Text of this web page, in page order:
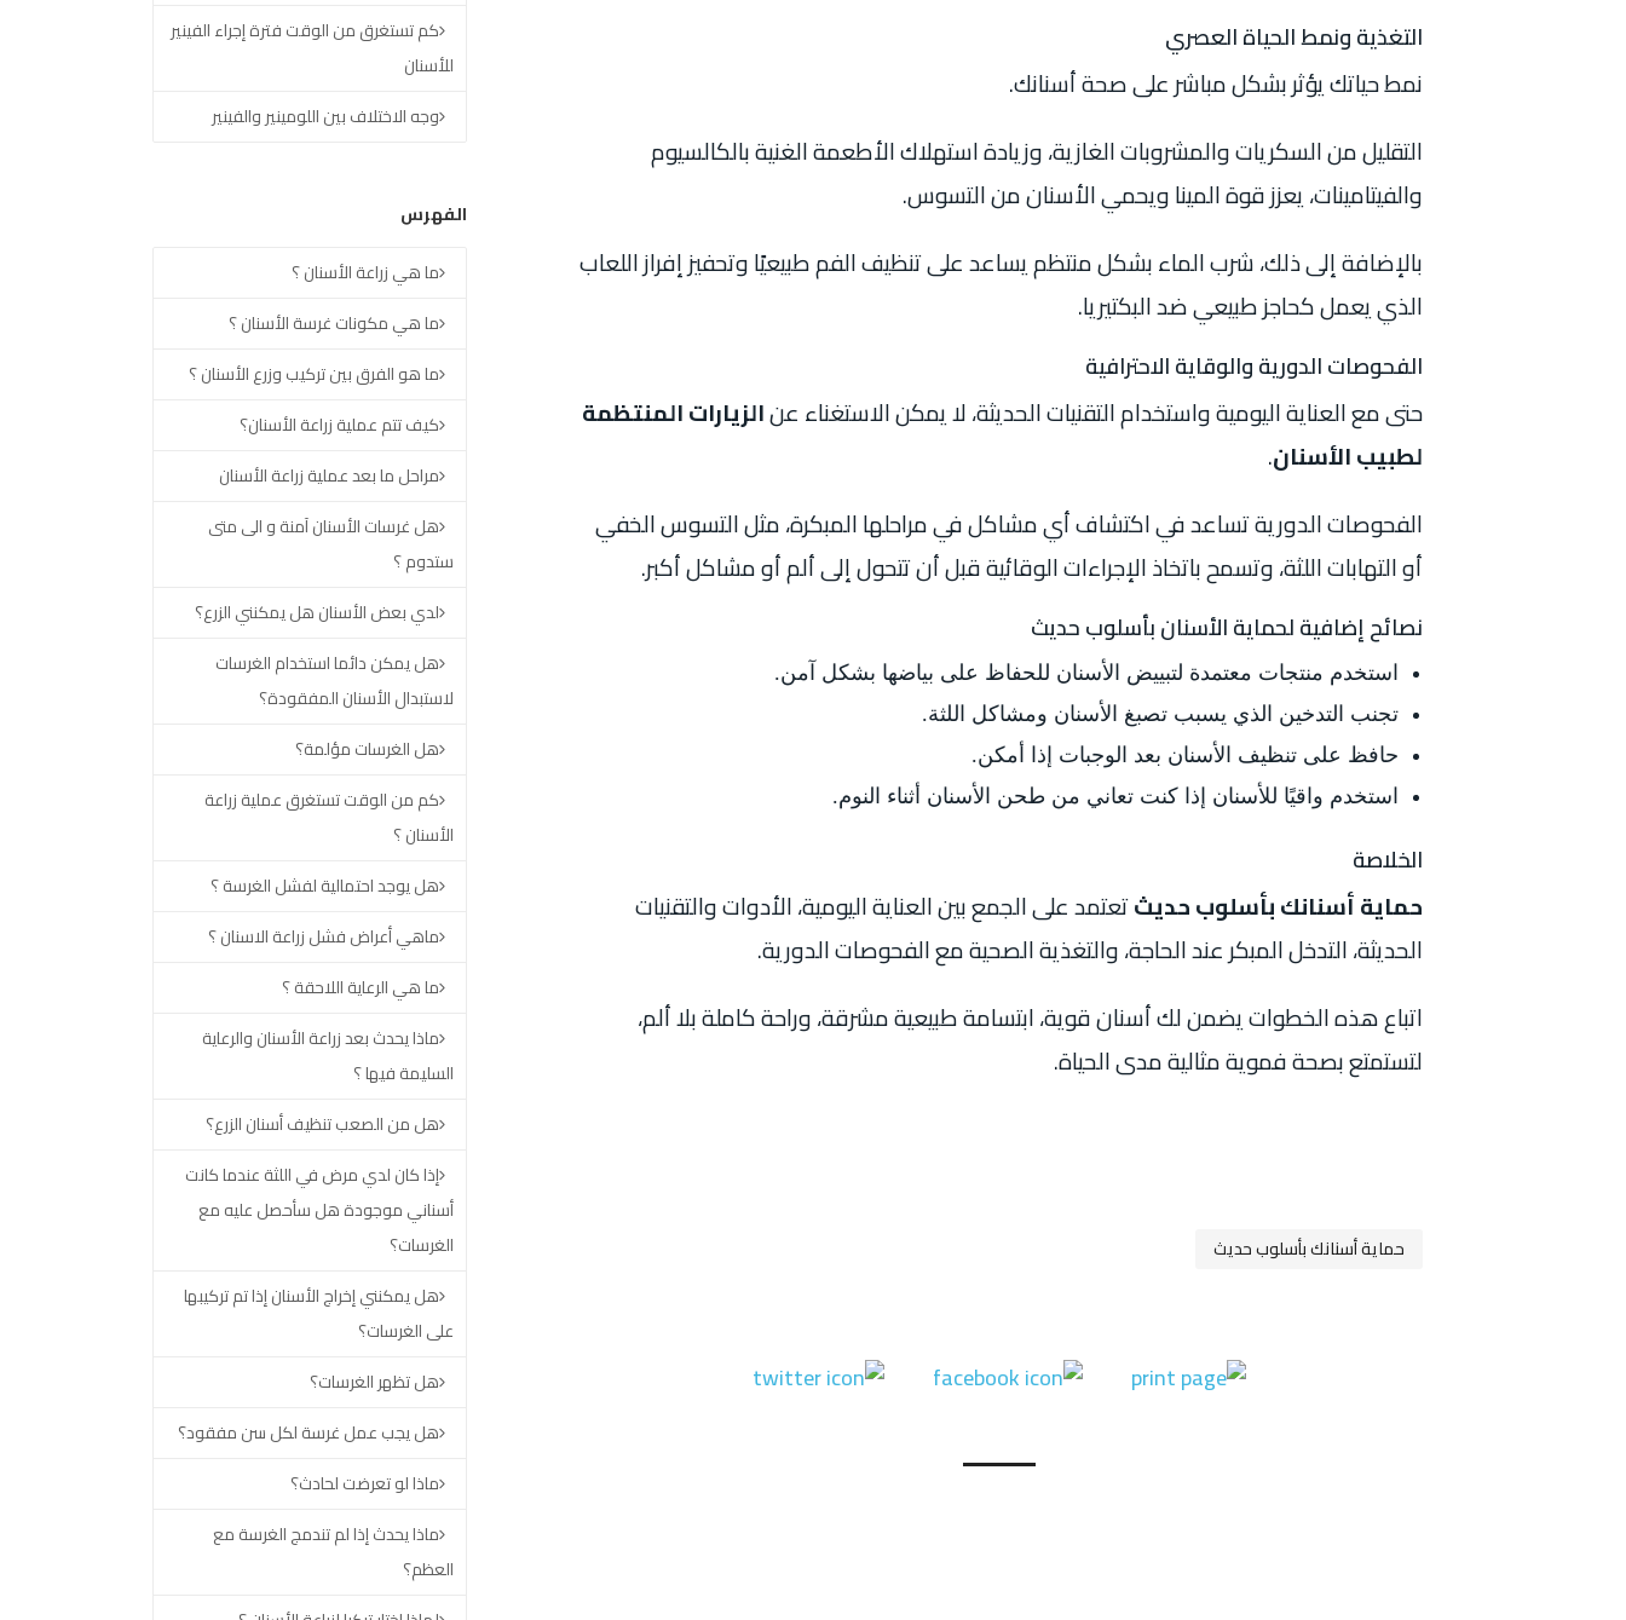
التغذية ونمط الحياة العصري
نمط حياتك يؤثر بشكل مباشر على صحة أسنانك.
التقليل من السكريات والمشروبات الغازية، وزيادة استهلاك الأطعمة الغنية بالكالسيوم
والفيتامينات، يعزز قوة المينا ويحمي الأسنان من التسوس.
بالإضافة إلى ذلك، شرب الماء بشكل منتظم يساعد على تنظيف الفم طبيعيًا وتحفيز إفراز اللعاب
الذي يعمل كحاجز طبيعي ضد البكتيريا.
الفحوصات الدورية والوقاية الاحترافية
حتى مع العناية اليومية واستخدام التقنيات الحديثة، لا يمكن الاستغناء عنالزيارات المنتظمة
لطبيب الأسنان.
الفحوصات الدورية تساعد في اكتشاف أي مشاكل في مراحلها المبكرة، مثل التسوس الخفي
أو التهابات اللثة، وتسمح باتخاذ الإجراءات الوقائية قبل أن تتحول إلى ألم أو مشاكل أكبر.
نصائح إضافية لحماية الأسنان بأسلوب حديث
استخدم منتجات معتمدة لتبييض الأسنان للحفاظ على بياضها بشكل آمن.
تجنب التدخين الذي يسبب تصبغ الأسنان ومشاكل اللثة.
حافظ على تنظيف الأسنان بعد الوجبات إذا أمكن.
استخدم واقيًا للأسنان إذا كنت تعاني من طحن الأسنان أثناء النوم.
الخلاصة
حماية أسنانك بأسلوب حديثتعتمد على الجمع بين العناية اليومية، الأدوات والتقنيات
الحديثة، التدخل المبكر عند الحاجة، والتغذية الصحية مع الفحوصات الدورية.
اتباع هذه الخطوات يضمن لك أسنان قوية، ابتسامة طبيعية مشرقة، وراحة كاملة بلا ألم،
لتستمتع بصحة فموية مثالية مدى الحياة.
حماية أسنانك بأسلوب حديث
كم تستغرق من الوقت فترة إجراء الفينير
للأسنان
وجه الاختلاف بين اللومينير والفينير
الفهرس
ما هي زراعة الأسنان ؟
ما هي مكونات غرسة الأسنان ؟
ما هو الفرق بين تركيب وزرع الأسنان ؟
كيف تتم عملية زراعة الأسنان؟
مراحل ما بعد عملية زراعة الأسنان
هل غرسات الأسنان آمنة و الى متى
ستدوم ؟
لدي بعض الأسنان هل يمكنني الزرع؟
هل يمكن دائما استخدام الغرسات
لاستبدال الأسنان المفقودة؟
هل الغرسات مؤلمة؟
كم من الوقت تستغرق عملية زراعة
الأسنان ؟
هل يوجد احتمالية لفشل الغرسة ؟
ماهي أعراض فشل زراعة الاسنان ؟
ما هي الرعاية اللاحقة ؟
ماذا يحدث بعد زراعة الأسنان والرعاية
السليمة فيها ؟
هل من الصعب تنظيف أسنان الزرع؟
إذا كان لدي مرض في اللثة عندما كانت
أسناني موجودة هل سأحصل عليه مع
الغرسات؟
هل يمكنني إخراج الأسنان إذا تم تركيبها
على الغرسات؟
هل تظهر الغرسات؟
هل يجب عمل غرسة لكل سن مفقود؟
ماذا لو تعرضت لحادث؟
ماذا يحدث إذا لم تندمج الغرسة مع
العظم؟